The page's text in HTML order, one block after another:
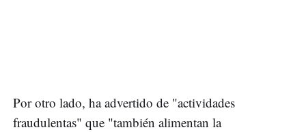
Por otro lado, ha advertido de "actividades
fraudulentas" que "también alimentan la